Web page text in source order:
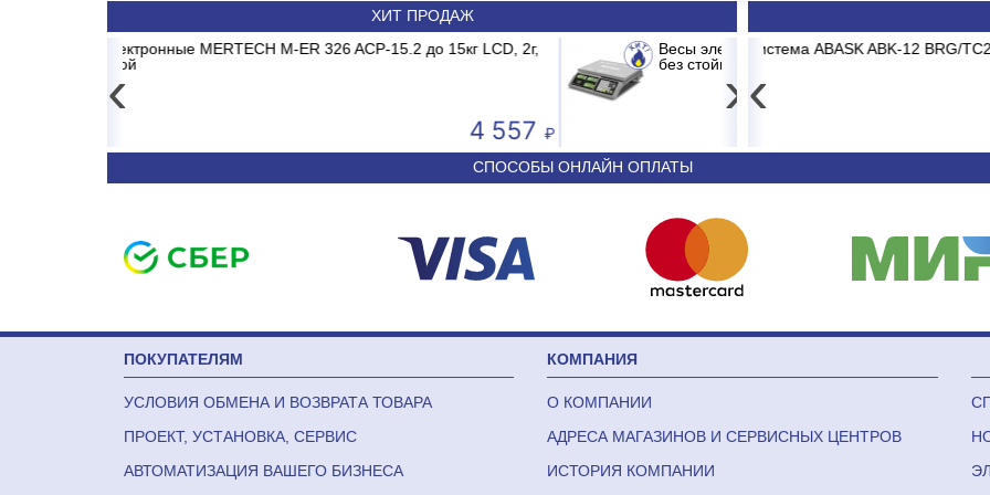
ХИТ ПРОДАЖ
15.2 до 15кг LCD, 2г,
Весы электронные MERTECH M-ER 326 AC-15.2 до 15кг LCD, 2г,
Принтер штрих-кода
‹ ›
INVERTER
Сплит-система ABASK ABK-12 BRG/TC2/E1 BURGOS BLACK Сплит-
‹
СПОСОБЫ ОНЛАЙН ОПЛАТЫ
ПОКУПАТЕЛЯМ
УСЛОВИЯ ОБМЕНА И ВОЗВРАТА ТОВАРА
ПРОЕКТ, УСТАНОВКА, СЕРВИС
АВТОМАТИЗАЦИЯ ВАШЕГО БИЗНЕСА
КОМПАНИЯ
О КОМПАНИИ
АДРЕСА МАГАЗИНОВ И СЕРВИСНЫХ ЦЕНТРОВ
ИСТОРИЯ КОМПАНИИ